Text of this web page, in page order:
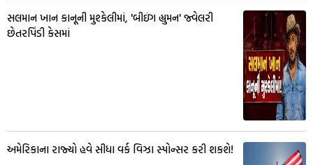
સલમાન ખાન કાનૂની મુશ્કેલીમાં, 'બીઇંગ હ્યુમન' જ્વેલરી
છેતરપિંડી કેસમાં
અમેરિકાના રાજ્યો હવે સીધા વર્ક વિઝા સ્પોન્સર કરી શકશે!